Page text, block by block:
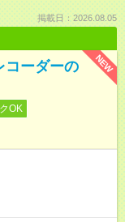
掲載日：2026.08.05
NEW
コーダーの
OK